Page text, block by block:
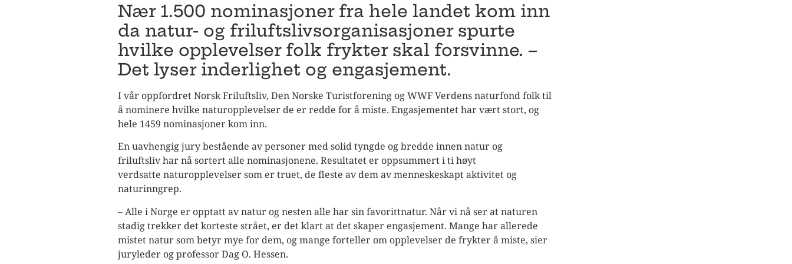
Nær 1.500 nominasjoner fra hele landet kom inn
da natur- og friluftslivsorganisasjoner spurte
hvilke opplevelser folk frykter skal forsvinne. –
Det lyser inderlighet og engasjement.
I vår oppfordret Norsk Friluftsliv, Den Norske Turistforening og WWF Verdens naturfond folk til
å nominere hvilke naturopplevelser de er redde for å miste. Engasjementet har vært stort, og
hele 1459 nominasjoner kom inn.
En uavhengig jury bestående av personer med solid tyngde og bredde innen natur og
friluftsliv har nå sortert alle nominasjonene. Resultatet er oppsummert i ti høyt
verdsatte naturopplevelser som er truet, de fleste av dem av menneskeskapt aktivitet og
naturinngrep.
– Alle i Norge er opptatt av natur og nesten alle har sin favorittnatur. Når vi nå ser at naturen
stadig trekker det korteste strået, er det klart at det skaper engasjement. Mange har allerede
mistet natur som betyr mye for dem, og mange forteller om opplevelser de frykter å miste, sier
juryleder og professor Dag O. Hessen.